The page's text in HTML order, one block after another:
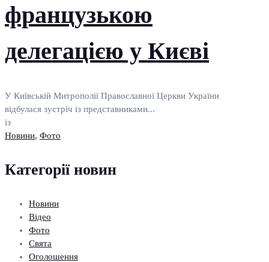
французькою
делегацією у Києві
У Київській Митрополії Православної Церкви України
відбулася зустріч із представниками...
із
Новини, Фото
Категорії новин
Новини
Відео
Фото
Свята
Оголошення